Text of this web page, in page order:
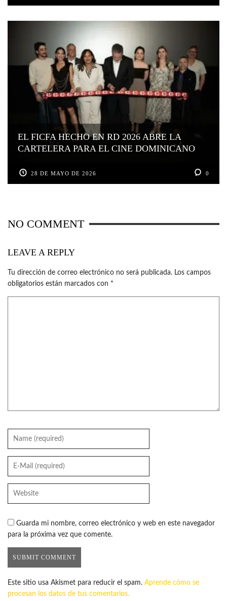
EL FICFA HECHO EN RD 2026 ABRE LA
CARTELERA PARA EL CINE DOMINICANO
28 DE MAYO DE 2026 0
NO COMMENT
LEAVE A REPLY
Tu dirección de correo electrónico no será publicada. Los campos
obligatorios están marcados con *
Guarda mi nombre, correo electrónico y web en este navegador
para la próxima vez que comente.
Este sitio usa Akismet para reducir el spam. Aprende cómo se
procesan los datos de tus comentarios.